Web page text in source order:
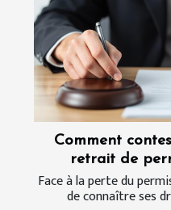
Comment
retrait de
Face à la perte du
de connaître ses